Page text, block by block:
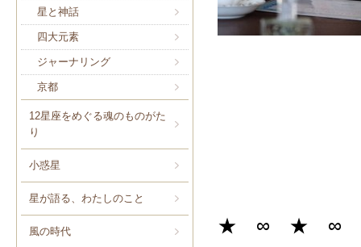
星と神話
四大元素
ジャーナリング
京都
12星座をめぐる魂のものがた
り
小惑星
星が語る、わたしのこと
風の時代
★ ∞ ★ ∞